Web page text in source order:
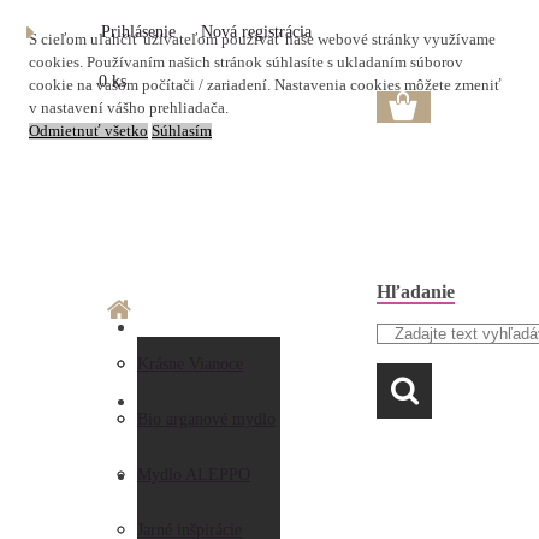
S cieľom uľahčiť užívateľom používať naše webové stránky využívame
cookies. Používaním našich stránok súhlasíte s ukladaním súborov
cookie na vašom počítači / zariadení. Nastavenia cookies môžete zmeniť
v nastavení vášho prehliadača.
Odmietnuť všetko Súhlasím
Hľadanie
Prihlásenie Nová registrácia
0 ks